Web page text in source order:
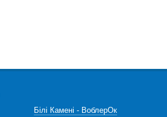
Білі Камені - ВоблерОк